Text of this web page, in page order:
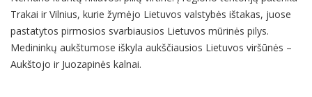
Trakai ir Vilnius, kurie žymėjo Lietuvos valstybės ištakas, juose
pastatytos pirmosios svarbiausios Lietuvos mūrinės pilys.
Medininkų aukštumose iškyla aukščiausios Lietuvos viršūnės –
Aukštojo ir Juozapinės kalnai.